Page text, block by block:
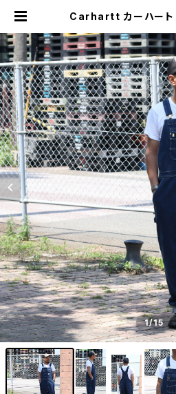
Carhartt カーハー
ウォッシュ デニム オ
MAVAZI マ
1/15